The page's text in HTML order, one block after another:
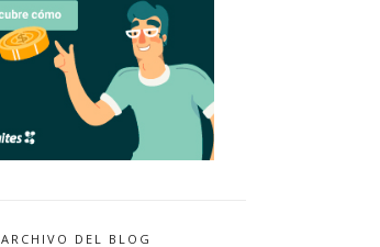
ARCHIVO DEL BLOG